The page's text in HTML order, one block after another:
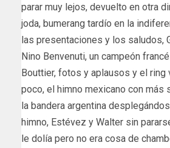
parar muy lejos, devuelto en otra
joda, bumerang tardío en la
las presentaciones y los saludos,
Nino Benvenuti, un campeón
Bouttier, fotos y aplausos y el ring
poco, el himno mexicano con más
la bandera argentina
himno, Estévez y Walter sin
le dolía pero no era cosa de